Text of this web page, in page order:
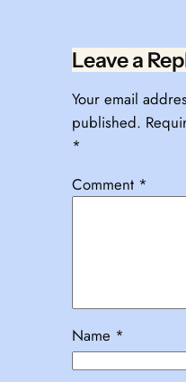
Leave a
Your email
published.
*
Comment *
Name *